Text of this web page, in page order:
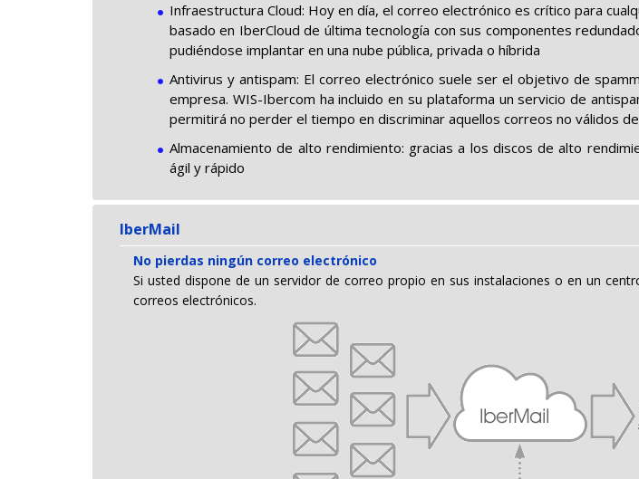
Infraestructura Cloud: Hoy en día, el correo electrónico es crítico para
basado en IberCloud de última tecnología con sus componentes
pudiéndose implantar en una nube pública, privada o híbrida
Antivirus y antispam: El correo electrónico suele ser el objetivo de
empresa. WIS-Ibercom ha incluido en su plataforma un servicio de
permitirá no perder el tiempo en discriminar aquellos correos no válidos
Almacenamiento de alto rendimiento: gracias a los discos de alto
ágil y rápido
IberMail
No pierdas ningún correo electrónico
Si usted dispone de un servidor de correo propio en sus instalaciones o en un
correos electrónicos.